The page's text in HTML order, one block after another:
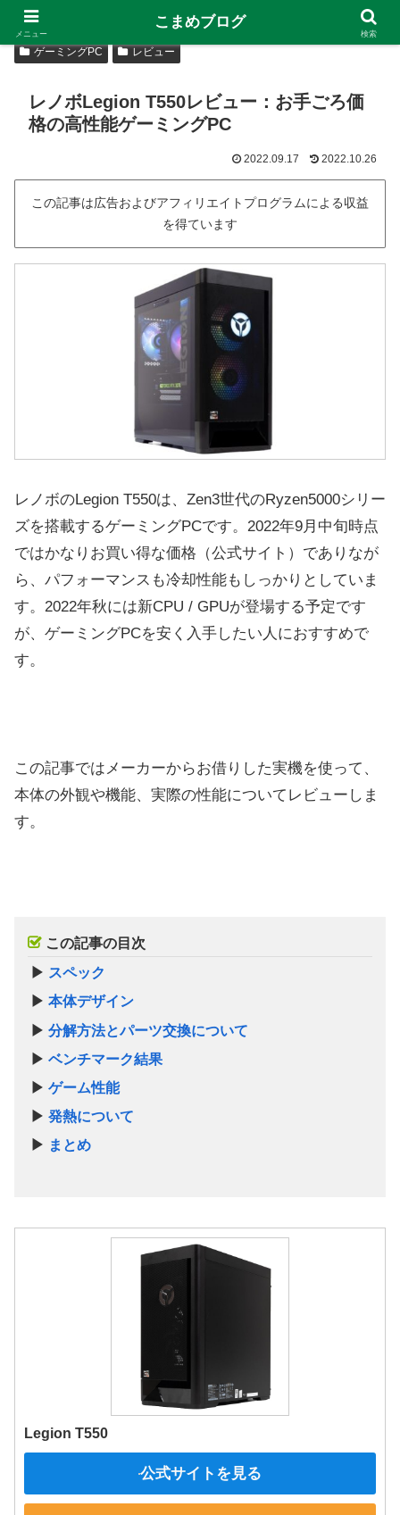
ゲーミングPC レビュー
レノボLegion T550レビュー：お手ごろ価
格の高性能ゲーミングPC
2022.09.17 2022.10.26
この記事は広告およびアフィリエイトプログラムによる収益
を得ています
レノボのLegion T550は、Zen3世代のRyzen5000シリー
ズを搭載するゲーミングPCです。2022年9月中旬時点
ではかなりお買い得な価格（公式サイト）でありなが
ら、パフォーマンスも冷却性能もしっかりとしていま
す。2022年秋には新CPU / GPUが登場する予定です
が、ゲーミングPCを安く入手したい人におすすめで
す。
この記事ではメーカーからお借りした実機を使って、
本体の外観や機能、実際の性能についてレビューしま
す。
この記事の目次
▶ スペック
▶本体デザイン
▶分解方法とパーツ交換について
▶ベンチマーク結果
▶ゲーム性能
▶発熱について
▶ まとめ
Legion T550
公式サイトを見る
メニュー
こまめブログ
検索